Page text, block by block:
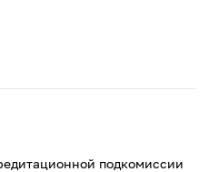
подкомиссии